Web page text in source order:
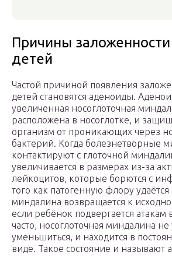
Причины заложенности
детей
Частой причиной появления
детей становятся аденоиды.
увеличенная носоглоточная
расположена в носоглотке, и
организм от проникающих через
бактерий. Когда болезнетворные
контактируют с глоточной
увеличивается в размерах из-за
лейкоцитов, которые борются с
того как патогенную флору удаётся
миндалина возвращается к
если ребёнок подвергается атакам
часто, носоглоточная миндалина не
уменьшиться, и находится в
виде. Такое состояние и называют